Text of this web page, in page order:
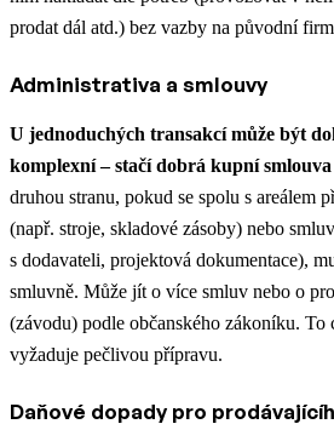
prodat dál atd.) bez vazby na původní
Administrativa a smlouvy
U jednoduchých transakcí může být
komplexní – stačí dobrá kupní
druhou stranu, pokud se spolu s areálem
(např. stroje, skladové zásoby) nebo
s dodavateli, projektová dokumentace),
smluvně. Může jít o více smluv nebo o
(závodu) podle občanského zákoníku. To
vyžaduje pečlivou přípravu​.
Daňové dopady pro